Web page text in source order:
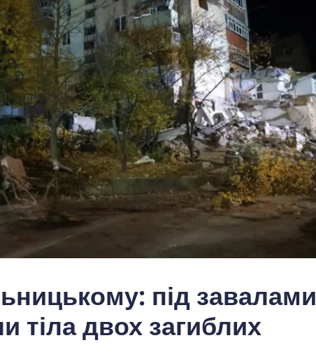
під завалами
тіла двох загиблих